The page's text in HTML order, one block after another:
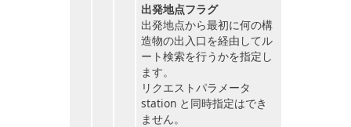
出発地点フラグ
出発地点から最初に何の構
造物の出入口を経由してル
ート検索を行うかを指定し
ます。
リクエストパラメータ
station と同時指定はでき
ません。